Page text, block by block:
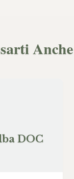
Anche
DOC